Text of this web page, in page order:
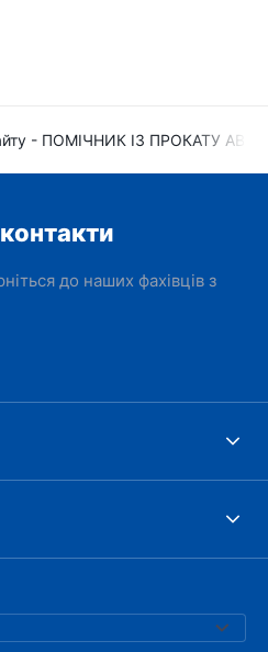
- ПОМІЧНИК ІЗ ПРОКАТУ
до наших фахівців з